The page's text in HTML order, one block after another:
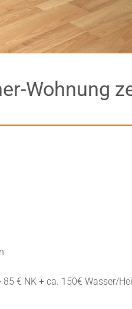
Wohnung
+ ca. 150€ Wasser/